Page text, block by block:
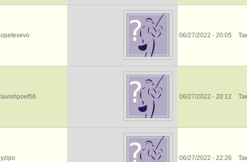
opetexevo 06/27/2022 - 20:05 Так
lavishpoet56 06/27/2022 - 20:12 Так
yzipo 06/27/2022 - 22:26 Так